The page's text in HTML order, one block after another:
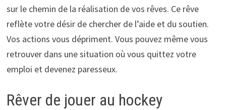
sur le chemin de la réalisation de vos rêves. Ce rêve
reflète votre désir de chercher de l’aide et du soutien.
Vos actions vous dépriment. Vous pouvez même vous
retrouver dans une situation où vous quittez votre
emploi et devenez paresseux.
Rêver de jouer au hockey